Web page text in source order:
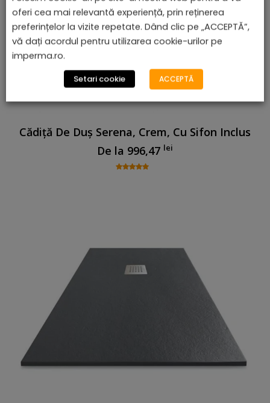
Cădiță De Duș Serena, Crem, Cu Sifon Inclus
De la 996,47 lei
oferi cea mai relevantă experiență, prin reținerea
preferințelor la vizite repetate. Dând clic pe „ACCEPTĂ”,
vă dați acordul pentru utilizarea cookie-urilor pe
imperma.ro.
Setari cookie ACCEPTĂ